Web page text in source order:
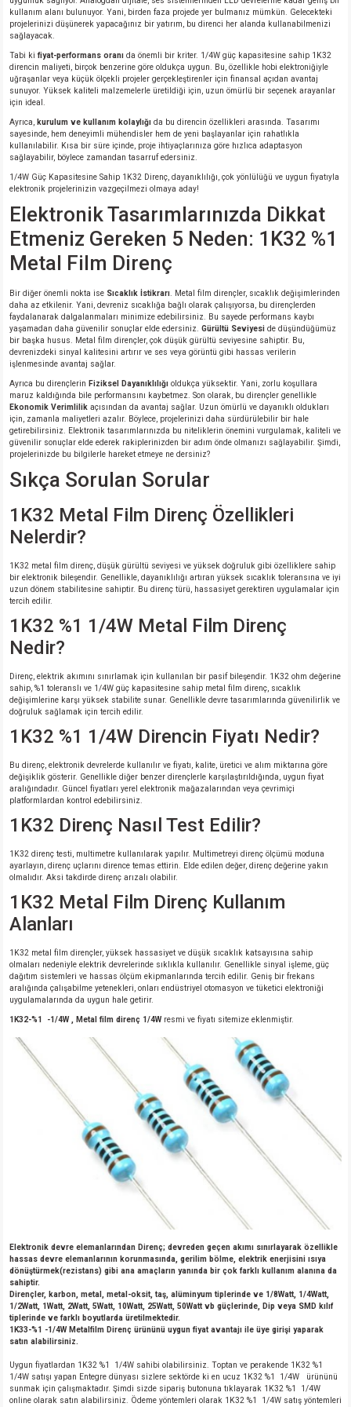
MARKA)
kullanım alanı bulunuyor. Yani, birden faza projede yer bulmanız mümkün. Gelecekteki
projelerinizi düşünerek yapacağınız bir yatırım, bu direnci her alanda kullanabilmenizi
sağlayacak.
Tabi ki fiyat-performans oranı da önemli bir kriter. 1/4W güç kapasitesine sahip 1K32
direncin maliyeti, birçok benzerine göre oldukça uygun. Bu, özellikle hobi elektroniğiyle
uğraşanlar veya küçük ölçekli projeler gerçekleştirenler için finansal açıdan avantaj
sunuyor. Yüksek kaliteli malzemelerle üretildiği için, uzun ömürlü bir seçenek arayanlar
için ideal.
Ayrıca, kurulum ve kullanım kolaylığı da bu direncin özellikleri arasında. Tasarımı
sayesinde, hem deneyimli mühendisler hem de yeni başlayanlar için rahatlıkla
kullanılabilir. Kısa bir süre içinde, proje ihtiyaçlarınıza göre hızlıca adaptasyon
sağlayabilir, böylece zamandan tasarruf edersiniz.
1/4W Güç Kapasitesine Sahip 1K32 Direnç, dayanıklılığı, çok yönlülüğü ve uygun fiyatıyla
elektronik projelerinizin vazgeçilmezi olmaya aday!
Elektronik Tasarımlarınızda Dikkat
Etmeniz Gereken 5 Neden: 1K32 %1
Metal Film Direnç
Bir diğer önemli nokta ise Sıcaklık İstikrarı . Metal film dirençler, sıcaklık değişimlerinden
daha az etkilenir. Yani, devreniz sıcaklığa bağlı olarak çalışıyorsa, bu dirençlerden
faydalanarak dalgalanmaları minimize edebilirsiniz. Bu sayede performans kaybı
yaşamadan daha güvenilir sonuçlar elde edersiniz. Gürültü Seviyesi de düşündüğümüz
bir başka husus. Metal film dirençler, çok düşük gürültü seviyesine sahiptir. Bu,
devrenizdeki sinyal kalitesini artırır ve ses veya görüntü gibi hassas verilerin
işlenmesinde avantaj sağlar.
Ayrıca bu dirençlerin Fiziksel Dayanıklılığı oldukça yüksektir. Yani, zorlu koşullara
maruz kaldığında bile performansını kaybetmez. Son olarak, bu dirençler genellikle
Ekonomik Verimlilik açısından da avantaj sağlar. Uzun ömürlü ve dayanıklı oldukları
için, zamanla maliyetleri azalır. Böylece, projelerinizi daha sürdürülebilir bir hale
getirebilirsiniz. Elektronik tasarımlarınızda bu niteliklerin önemini vurgulamak, kaliteli ve
güvenilir sonuçlar elde ederek rakiplerinizden bir adım önde olmanızı sağlayabilir. Şimdi,
projelerinizde bu bilgilerle hareket etmeye ne dersiniz?
Sıkça Sorulan Sorular
1K32 Metal Film Direnç Özellikleri
Nelerdir?
1K32 metal film direnç, düşük gürültü seviyesi ve yüksek doğruluk gibi özelliklere sahip
bir elektronik bileşendir. Genellikle, dayanıklılığı artıran yüksek sıcaklık toleransına ve iyi
uzun dönem stabilitesine sahiptir. Bu direnç türü, hassasiyet gerektiren uygulamalar için
tercih edilir.
1K32 %1 1/4W Metal Film Direnç
Nedir?
Direnç, elektrik akımını sınırlamak için kullanılan bir pasif bileşendir. 1K32 ohm değerine
sahip, %1 toleranslı ve 1/4W güç kapasitesine sahip metal film direnç, sıcaklık
değişimlerine karşı yüksek stabilite sunar. Genellikle devre tasarımlarında güvenilirlik ve
doğruluk sağlamak için tercih edilir.
1K32 %1 1/4W Direncin Fiyatı Nedir?
Bu direnç, elektronik devrelerde kullanılır ve fiyatı, kalite, üretici ve alım miktarına göre
değişiklik gösterir. Genellikle diğer benzer dirençlerle karşılaştırıldığında, uygun fiyat
aralığındadır. Güncel fiyatları yerel elektronik mağazalarından veya çevrimiçi
platformlardan kontrol edebilirsiniz.
1K32 Direnç Nasıl Test Edilir?
1K32 direnç testi, multimetre kullanılarak yapılır. Multimetreyi direnç ölçümü moduna
ayarlayın, direnç uçlarını dirence temas ettirin. Elde edilen değer, direnç değerine yakın
olmalıdır. Aksi takdirde direnç arızalı olabilir.
1K32 Metal Film Direnç Kullanım
Alanları
1K32 metal film dirençler, yüksek hassasiyet ve düşük sıcaklık katsayısına sahip
olmaları nedeniyle elektrik devrelerinde sıklıkla kullanılır. Genellikle sinyal işleme, güç
dağıtım sistemleri ve hassas ölçüm ekipmanlarında tercih edilir. Geniş bir frekans
aralığında çalışabilme yetenekleri, onları endüstriyel otomasyon ve tüketici elektroniği
uygulamalarında da uygun hale getirir.
1K32-%1 -1/4W , Metal film direnç 1/4Wresmi ve fiyatı sitemize eklenmiştir.
Elektronik devre elemanlarından Direnç; devreden geçen akımı sınırlayarak özellikle
hassas devre elemanlarının korunmasında, gerilim bölme, elektrik enerjisini ısıya
dönüştürmek(rezistans) gibi ana amaçların yanında bir çok farklı kullanım alanına da
sahiptir.
Dirençler, karbon, metal, metal-oksit, taş, alüminyum tiplerinde ve 1/8Watt, 1/4Watt,
1/2Watt, 1Watt, 2Watt, 5Watt, 10Watt, 25Watt, 50Watt vb güçlerinde, Dip veya SMD kılıf
tiplerinde ve farklı boyutlarda üretilmektedir.
1K33-%1 -1/4W Metalfilm Direnç ürününü uygun fiyat avantajı ile üye girişi yaparak
satın alabilirsiniz.
Uygun fiyatlardan 1K32 %1 1/4W sahibi olabilirsiniz. Toptan ve perakende 1K32 %1
1/4W satışı yapan Entegre dünyası sizlere sektörde ki en ucuz 1K32 %1 1/4W ürününü
sunmak için çalışmaktadır. Şimdi sizde sipariş butonuna tıklayarak 1K32 %1 1/4W
online olarak satın alabilirsiniz. Ödeme yöntemleri olarak 1K32 %1 1/4W satış yöntemleri